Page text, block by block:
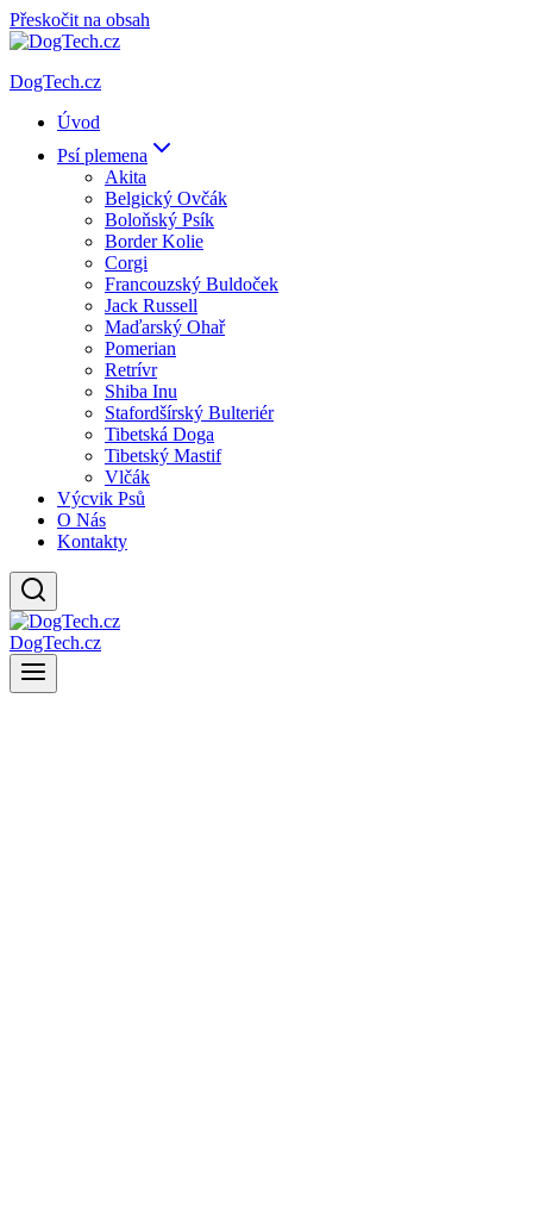
Přeskočit na obsah
DogTech.cz
Úvod
Psí plemena
Akita
Belgický Ovčák
Boloňský Psík
Border Kolie
Corgi
Francouzský Buldoček
Jack Russell
Maďarský Ohař
Pomerian
Retrívr
Shiba Inu
Stafordšírský Bulteriér
Tibetská Doga
Tibetský Mastif
Vlčák
Výcvik Psů
O Nás
Kontakty
DogTech.cz